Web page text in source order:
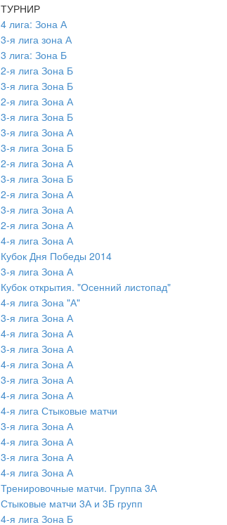
ТУРНИР
4 лига: Зона А
3-я лига зона А
3 лига: Зона Б
2-я лига Зона Б
3-я лига Зона Б
2-я лига Зона А
3-я лига Зона Б
3-я лига Зона А
3-я лига Зона Б
2-я лига Зона А
3-я лига Зона Б
2-я лига Зона А
3-я лига Зона А
2-я лига Зона А
4-я лига Зона А
Кубок Дня Победы 2014
3-я лига Зона А
Кубок открытия. "Осенний листопад"
4-я лига Зона "А"
3-я лига Зона А
4-я лига Зона А
3-я лига Зона А
4-я лига Зона А
3-я лига Зона А
4-я лига Зона А
4-я лига Стыковые матчи
3-я лига Зона А
4-я лига Зона А
3-я лига Зона А
4-я лига Зона А
Тренировочные матчи. Группа 3А
Стыковые матчи 3А и 3Б групп
4-я лига Зона Б